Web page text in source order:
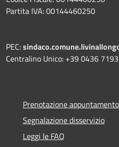
Partita IVA: 00144460250
PEC:
Centralino Unico: +39 0436 7193
Prenotazione appuntamento
Segnalazione disservizio
Leggi le FAQ